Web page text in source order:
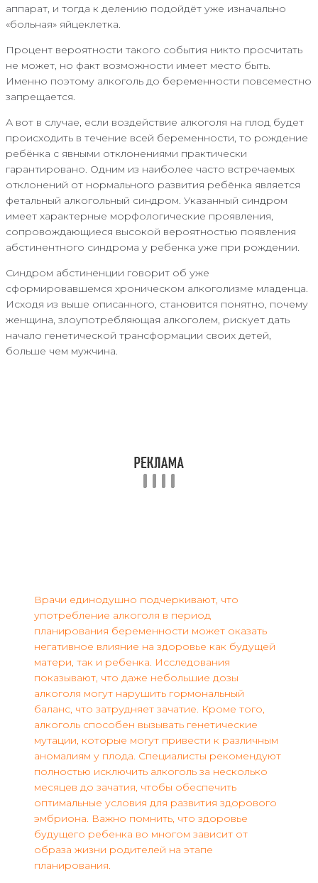
аппарат, и тогда к делению подойдёт уже изначально
«больная» яйцеклетка.
Процент вероятности такого события никто просчитать
не может, но факт возможности имеет место быть.
Именно поэтому алкоголь до беременности повсеместно
запрещается.
А вот в случае, если воздействие алкоголя на плод будет
происходить в течение всей беременности, то рождение
ребёнка с явными отклонениями практически
гарантировано. Одним из наиболее часто встречаемых
отклонений от нормального развития ребёнка является
фетальный алкогольный синдром. Указанный синдром
имеет характерные морфологические проявления,
сопровождающиеся высокой вероятностью появления
абстинентного синдрома у ребенка уже при рождении.
Синдром абстиненции говорит об уже
сформировавшемся хроническом алкоголизме младенца.
Исходя из выше описанного, становится понятно, почему
женщина, злоупотребляющая алкоголем, рискует дать
начало генетической трансформации своих детей,
больше чем мужчина.
Врачи единодушно подчеркивают, что
употребление алкоголя в период
планирования беременности может оказать
негативное влияние на здоровье как будущей
матери, так и ребенка. Исследования
показывают, что даже небольшие дозы
алкоголя могут нарушить гормональный
баланс, что затрудняет зачатие. Кроме того,
алкоголь способен вызывать генетические
мутации, которые могут привести к различным
аномалиям у плода. Специалисты рекомендуют
полностью исключить алкоголь за несколько
месяцев до зачатия, чтобы обеспечить
оптимальные условия для развития здорового
эмбриона. Важно помнить, что здоровье
будущего ребенка во многом зависит от
образа жизни родителей на этапе
планирования.